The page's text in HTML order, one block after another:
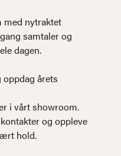
med nytraktet
samtaler og
dagen.
oppdag årets
i vårt showroom.
og oppleve
hold.